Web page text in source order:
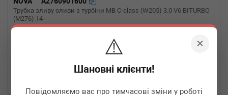
×
⚠️
Шановні клієнти!
Повідомляємо вас про тимчасові зміни у роботі
Трубка зливу оливи з турбіни MB C-class (W205) 3.0 V6 BITURBO
(M276) 14-
3 шт.